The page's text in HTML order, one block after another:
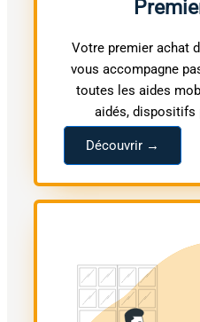
Votre premier achat
vous accompagne
toutes les aides
aidés, dispositifs
Découvrir →